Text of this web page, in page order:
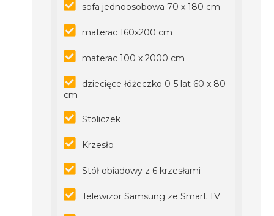
sofa jednoosobowa 70 x 180 cm
materac 160x200 cm
materac 100 x 2000 cm
dziecięce łóżeczko 0-5 lat 60 x 80
cm
Stoliczek
Krzesło
Stół obiadowy z 6 krzesłami
Telewizor Samsung ze Smart TV